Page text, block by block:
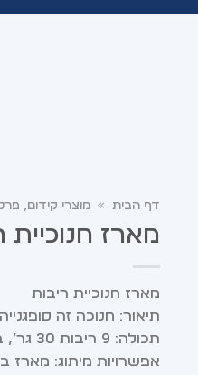
דף הבית » מוצרי קידום,
מארז חנוכיית
מארז חנוכיית ריבות
תיאור: חנוכה זה
תכולה: 9 ריבות 30 גר’, במגוון טעמים, למילוי הסופגניות
אפשרויות מיתוג: מארז